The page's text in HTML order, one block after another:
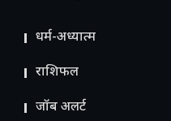
धर्म-अध्यात्म
राशिफल
जॉब अलर्ट